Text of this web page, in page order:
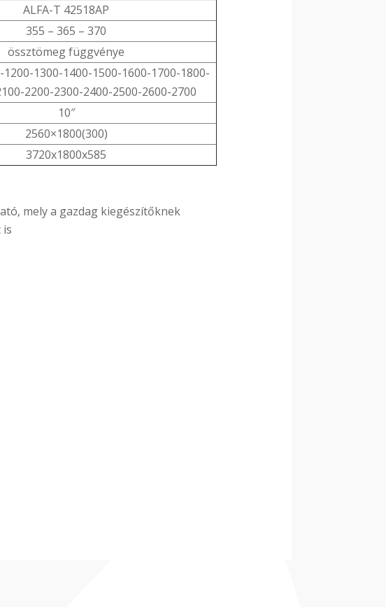
ALFA-T 42518AP
355 – 365 – 370
össztömeg függvénye
1300-1400-1500-1600-1700-1800-
2200-2300-2400-2500-2600-2700
10″
2560×1800(300)
3720x1800x585
mely a gazdag kiegészítőknek